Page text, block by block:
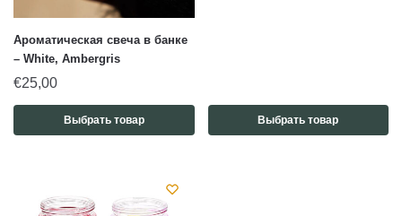
Ароматическая свеча в банке
– White, Ambergris
€25,00
Выбрать товар Выбрать товар